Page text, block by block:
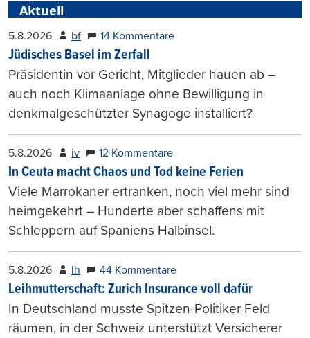
Aktuell
5.8.2026 bf 14 Kommentare
Jüdisches Basel im Zerfall
Präsidentin vor Gericht, Mitglieder hauen ab –
auch noch Klimaanlage ohne Bewilligung in
denkmalgeschützter Synagoge installiert?
5.8.2026 iv 12 Kommentare
In Ceuta macht Chaos und Tod keine Ferien
Viele Marrokaner ertranken, noch viel mehr sind
heimgekehrt – Hunderte aber schaffens mit
Schleppern auf Spaniens Halbinsel.
5.8.2026 lh 44 Kommentare
Leihmutterschaft: Zurich Insurance voll dafür
In Deutschland musste Spitzen-Politiker Feld
räumen, in der Schweiz unterstützt Versicherer